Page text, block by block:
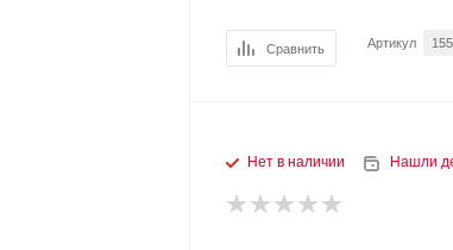
Сравнить Артикул
Нет в наличии Нашли